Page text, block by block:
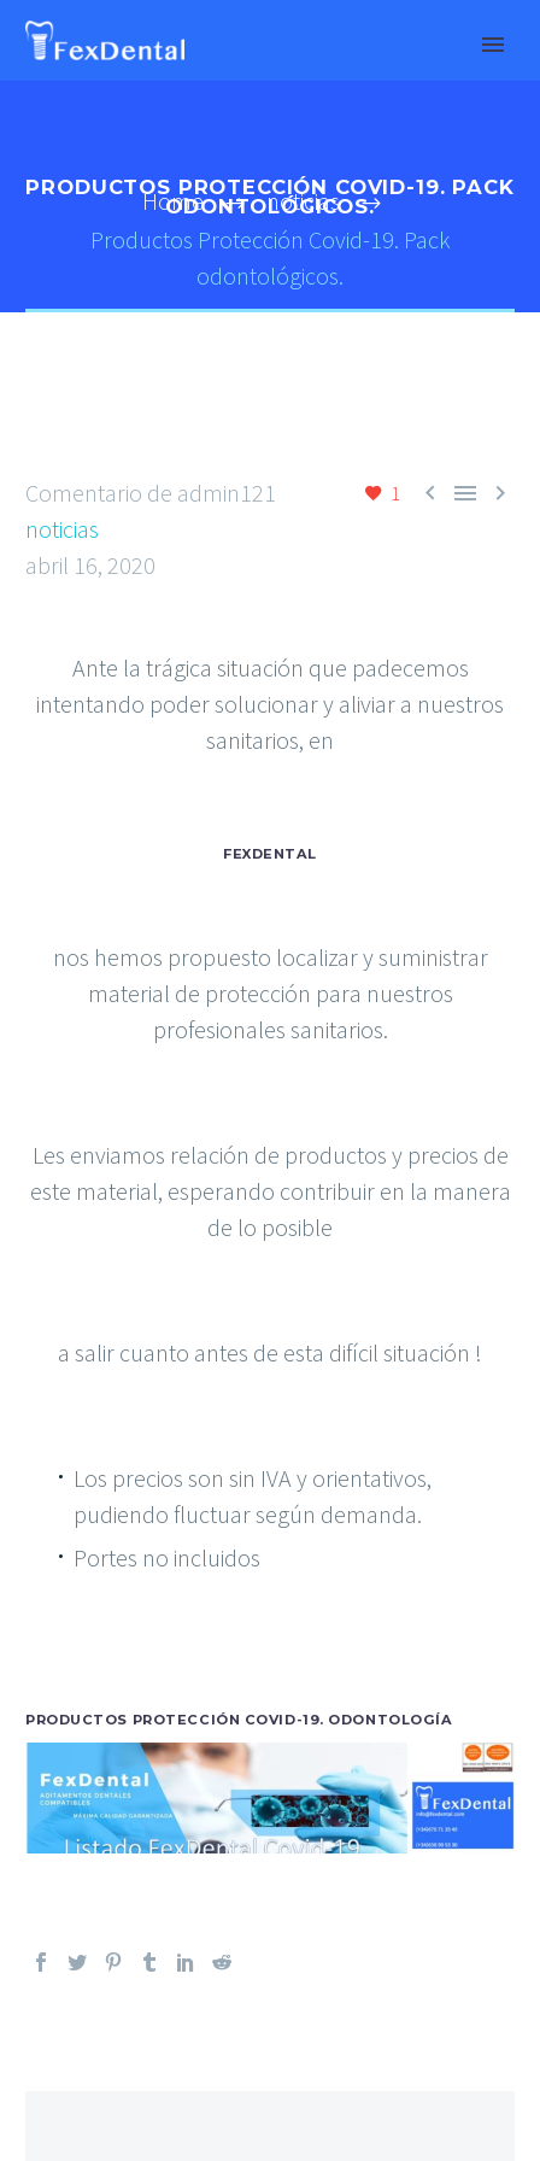
PRODUCTOS PROTECCIÓN COVID-19. PACK
ODONTOLÓGICOS.
Home
noticias
Productos Protección Covid-19. Pack
odontológicos.
1   
Comentario de admin121
noticias
abril 16, 2020
Ante la trágica situación que padecemos
intentando poder solucionar y aliviar a nuestros
sanitarios, en
FEXDENTAL
nos hemos propuesto localizar y suministrar
material de protección para nuestros
profesionales sanitarios.
Les enviamos relación de productos y precios de
este material, esperando contribuir en la manera
de lo posible
a salir cuanto antes de esta difícil situación !
Los precios son sin IVA y orientativos,
pudiendo fluctuar según demanda.
Portes no incluidos
PRODUCTOS PROTECCIÓN COVID-19. ODONTOLOGÍA